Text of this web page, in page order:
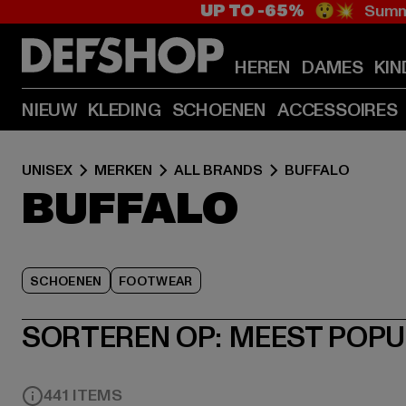
UP TO -65% 😲💥
HEREN DAMES
NIEUW KLEDING SCHOENEN ACCESSOIRES
UNISEX MERKEN ALL BRANDS BUFFALO
BUFFALO
SCHOENEN FOOTWEAR
SORTEREN OP: MEEST
441 ITEMS